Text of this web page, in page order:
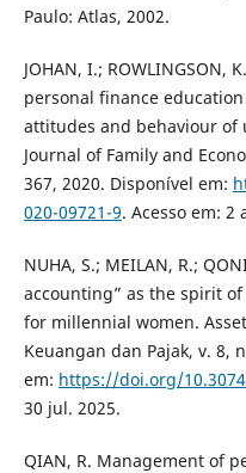
Paulo: Atlas, 2002.
JOHAN, I.; ROWLINGSON,
personal finance
attitudes and behaviour of
Journal of Family and
367, 2020. Disponível em:
020-09721-9. Acesso em: 2
NUHA, S.; MEILAN, R.;
accounting” as the spirit
for millennial women.
Keuangan dan Pajak, v. 8,
em: https://doi.org/
30 jul. 2025.
QIAN, R. Management of